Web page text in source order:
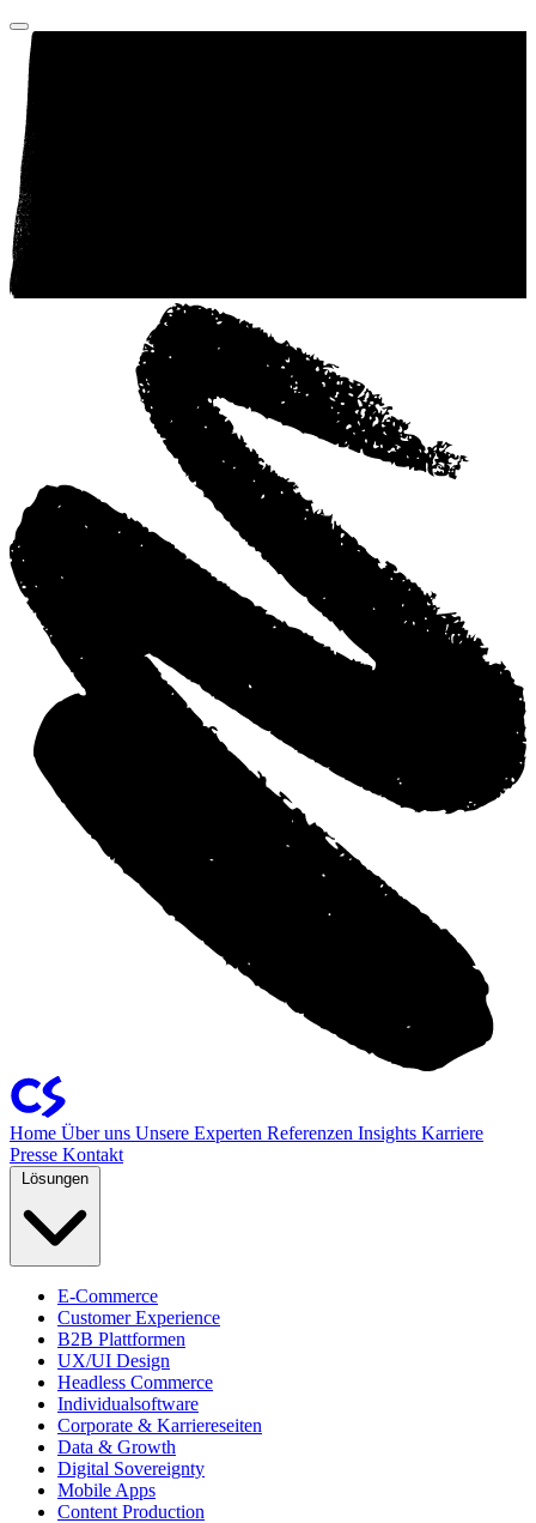
Home Über uns Unsere Experten Referenzen Insights Karriere
Presse Kontakt
Lösungen
E-Commerce
Customer Experience
B2B Plattformen
UX/UI Design
Headless Commerce
Individualsoftware
Corporate & Karriereseiten
Data & Growth
Digital Sovereignty
Mobile Apps
Content Production